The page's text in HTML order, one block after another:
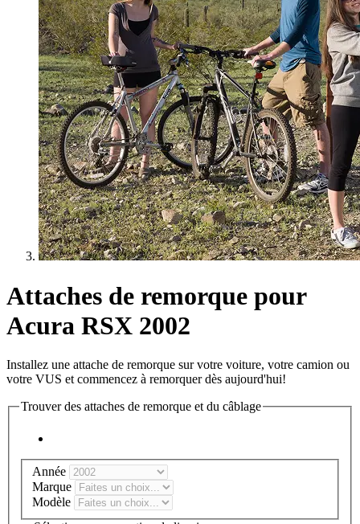
Attaches de remorque pour
Acura RSX 2002
Installez une attache de remorque sur votre voiture, votre camion ou
votre VUS et commencez à remorquer dès aujourd'hui!
Trouver des attaches de remorque et du câblage
Année
Marque
Modèle